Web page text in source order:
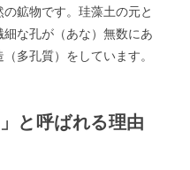
鉱物です。珪藻土の元と
な孔が（あな）無数にあ
多孔質）をしています。
と呼ばれる理由